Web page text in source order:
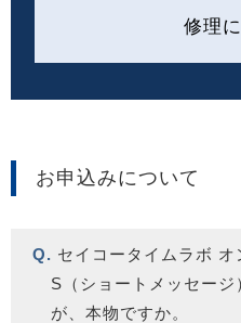
修理
お申込みについて
セイコータイムラボ
S（ショートメッセー
が、本物ですか。